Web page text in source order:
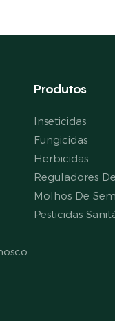
Produtos
Inseticidas
Fungicidas
Herbicidas
Reguladores
Molhos De
Pesticidas